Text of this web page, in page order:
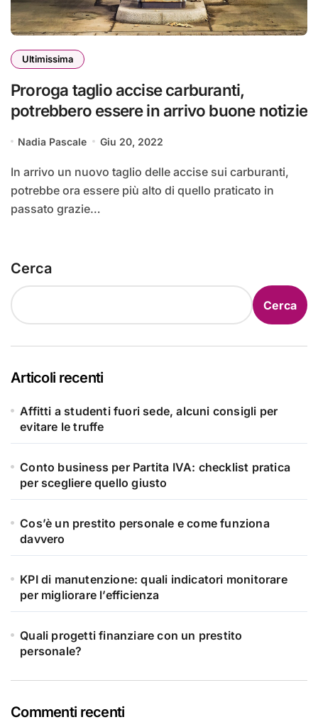
Ultimissima
Proroga taglio accise carburanti,
potrebbero essere in arrivo buone notizie
Nadia Pascale Giu 20, 2022
In arrivo un nuovo taglio delle accise sui carburanti,
potrebbe ora essere più alto di quello praticato in
passato grazie…
Cerca
Cerca
Articoli recenti
Affitti a studenti fuori sede, alcuni consigli per
evitare le truffe
Conto business per Partita IVA: checklist pratica
per scegliere quello giusto
Cos’è un prestito personale e come funziona
davvero
KPI di manutenzione: quali indicatori monitorare
per migliorare l’efficienza
Quali progetti finanziare con un prestito
personale?
Commenti recenti